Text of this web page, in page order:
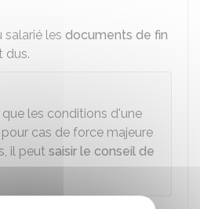
salarié les documents de fin
dus.
les conditions d'une
cas de force majeure
il peut saisir le conseil de